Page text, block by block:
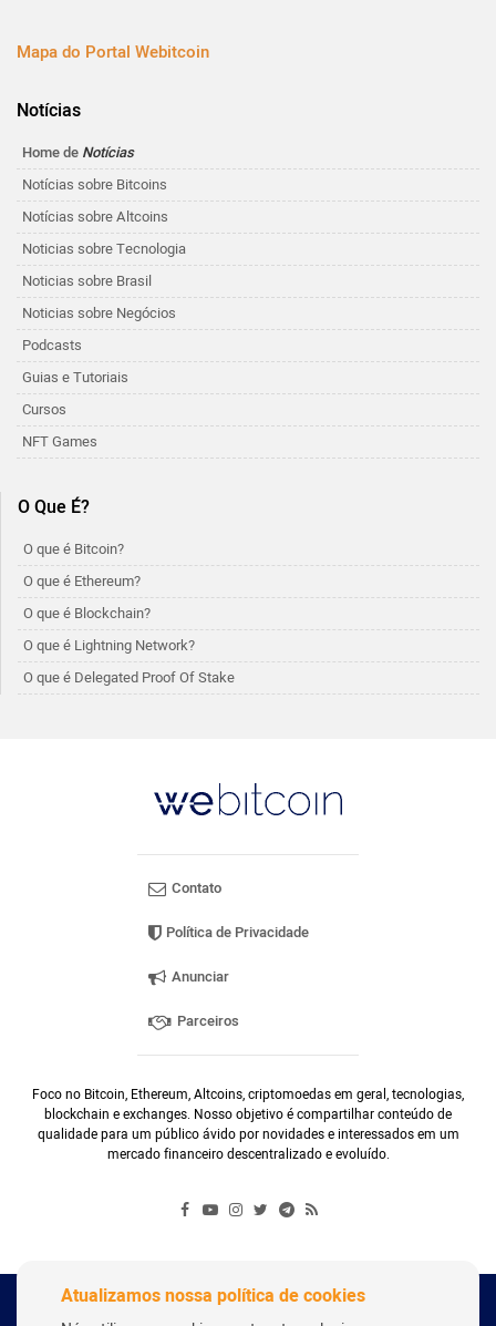
Mapa do Portal Webitcoin
Notícias
Home de Notícias
Notícias sobre Bitcoins
Notícias sobre Altcoins
Noticias sobre Tecnologia
Noticias sobre Brasil
Noticias sobre Negócios
Podcasts
Guias e Tutoriais
Cursos
NFT Games
O Que É?
O que é Bitcoin?
O que é Ethereum?
O que é Blockchain?
O que é Lightning Network?
O que é Delegated Proof Of Stake
Contato
Política de Privacidade
Anunciar
Parceiros
Foco no Bitcoin, Ethereum, Altcoins, criptomoedas em geral, tecnologias,
blockchain e exchanges. Nosso objetivo é compartilhar conteúdo de
qualidade para um público ávido por novidades e interessados em um
mercado financeiro descentralizado e evoluído.
Copyright Webitcoin 2018 - Todos os Direitos Reservados
Atualizamos nossa política de cookies